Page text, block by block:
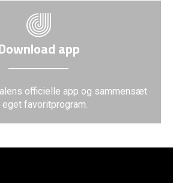
app
officielle app og sammensæt
eget favoritprogram.